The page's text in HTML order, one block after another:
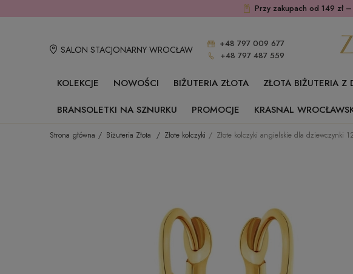
Przy zakupach od 149 zł –
SALON STACJONARNY WROCŁAW
+48 797 009 677
+48 797 487 559
KOLEKCJE NOWOŚCI BIŻUTERIA ZŁOTA ZŁOTA BIŻUTERIA Z
BRANSOLETKI NA SZNURKU
PROMOCJE KRASNAL
Strona główna Biżuteria Złota Złote kolczyki Złote kolczyki angielskie dla dziewczynki